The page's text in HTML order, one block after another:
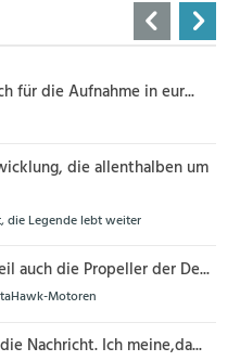
für die Aufnahme in eur...
die allenthalben um
die Legende lebt weiter
auch die Propeller der De...
Motoren
Nachricht. Ich meine,da...